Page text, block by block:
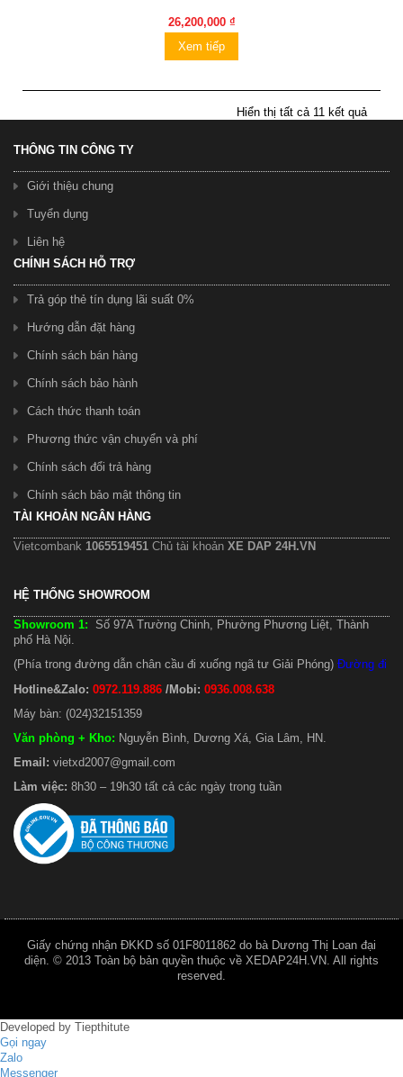
26,200,000 ₫
Xem tiếp
Hiển thị tất cả 11 kết quả
THÔNG TIN CÔNG TY
Giới thiệu chung
Tuyển dụng
Liên hệ
CHÍNH SÁCH HỖ TRỢ
Trả góp thẻ tín dụng lãi suất 0%
Hướng dẫn đặt hàng
Chính sách bán hàng
Chính sách bảo hành
Cách thức thanh toán
Phương thức vận chuyển và phí
Chính sách đổi trả hàng
Chính sách bảo mật thông tin
TÀI KHOẢN NGÂN HÀNG
Vietcombank 1065519451 Chủ tài khoản XE DAP 24H.VN
HỆ THỐNG SHOWROOM
Showroom 1: Số 97A Trường Chinh, Phường Phương Liệt, Thành
phố Hà Nội.
(Phía trong đường dẫn chân cầu đi xuống ngã tư Giải Phóng) Đường đi
Hotline&Zalo: 0972.119.886 /Mobi: 0936.008.638
Máy bàn: (024)32151359
Văn phòng + Kho: Nguyễn Bình, Dương Xá, Gia Lâm, HN.
Email: vietxd2007@gmail.com
Làm việc: 8h30 – 19h30 tất cả các ngày trong tuần
Giấy chứng nhận ĐKKD số 01F8011862 do bà Dương Thị Loan đại
diện. © 2013 Toàn bộ bản quyền thuộc về XEDAP24H.VN. All rights
reserved.
Developed by Tiepthitute
Gọi ngay
Zalo
Messenger